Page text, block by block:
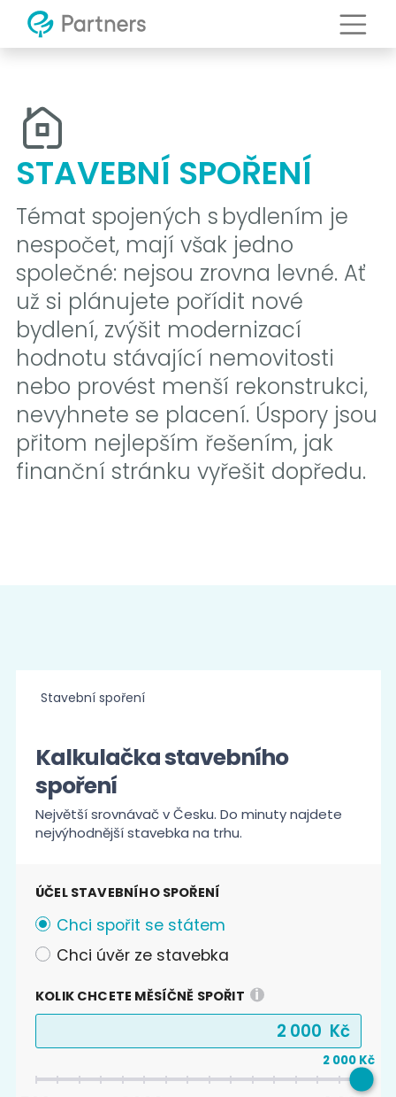
STAVEBNÍ SPOŘENÍ
Témat spojených s bydlením je
nespočet, mají však jedno
společné: nejsou zrovna levné. Ať
už si plánujete pořídit nové
bydlení, zvýšit modernizací
hodnotu stávající nemovitosti
nebo provést menší rekonstrukci,
nevyhnete se placení. Úspory jsou
přitom nejlepším řešením, jak
finanční stránku vyřešit dopředu.